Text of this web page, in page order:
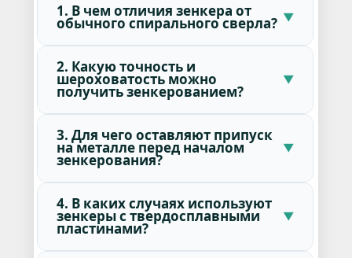
1. В чем отличия зенкера от
обычного спирального сверла?
2. Какую точность и
шероховатость можно
получить зенкерованием?
3. Для чего оставляют припуск
на металле перед началом
зенкерования?
4. В каких случаях используют
зенкеры с твердосплавными
пластинами?